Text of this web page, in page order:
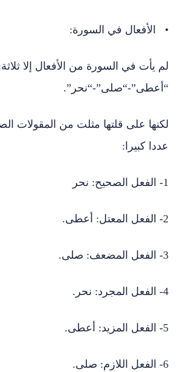
• الأفعال في السورة:
لم يأت في السورة من الأفعال إلا
“أعطى”-“صلى”-“نحر”.
لكنها على قلتها مثلت من المقولات
عددا كبيرا:
1- الفعل الصحيح: نحر
2- الفعل المعتل: أعطى.
3- الفعل المضعف: صلى.
4- الفعل المجرد: نحر.
5- الفعل المزيد: أعطى.
6- الفعل اللازم: صلى.